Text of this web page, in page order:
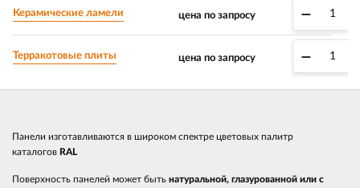
Керамические ламели цена по запросу –
Терракотовые плиты цена по запросу –
Панели изготавливаются в широком спектре цветовых палитр
каталогов RAL
Поверхность панелей может быть натуральной, глазурованной или с